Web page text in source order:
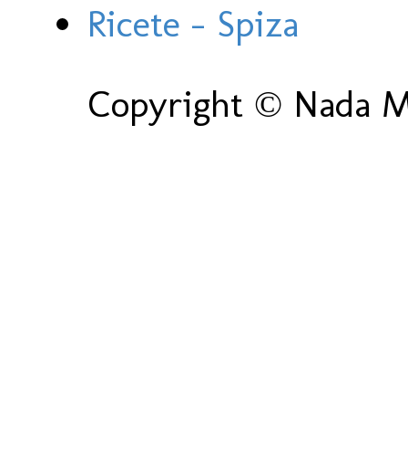
Ricete - Spiza
Copyright © Nada